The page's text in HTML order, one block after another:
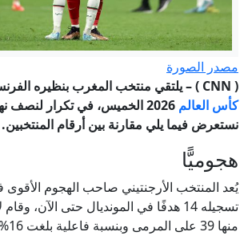
إيران.. ترمب يتحدث عن
للحرب وسط استياء
مصدر الصورة
(
CNN ) – يلتقي منتخب المغرب بنظيره
كأس العالم
نستعرض فيما يلي مقارنة بين أرقام المنتخبين.
هجوميًّا
يُعد المنتخب الأرجنتيني صاحب الهجوم الأقوى
منها 39 على المرمى وبنسبة فاعلية بلغت 16%.